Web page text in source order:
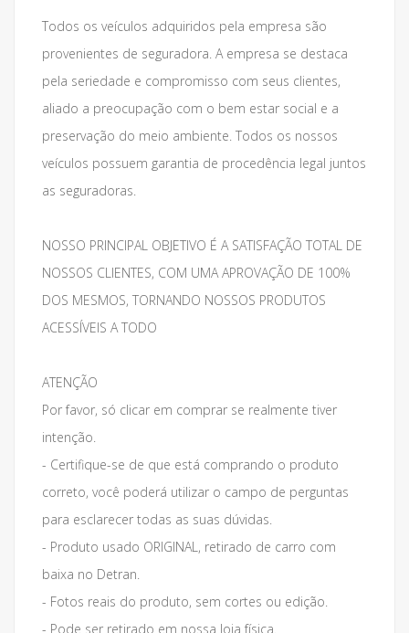
Todos os veículos adquiridos pela empresa são
provenientes de seguradora. A empresa se destaca
pela seriedade e compromisso com seus clientes,
aliado a preocupação com o bem estar social e a
preservação do meio ambiente. Todos os nossos
veículos possuem garantia de procedência legal juntos
as seguradoras.
NOSSO PRINCIPAL OBJETIVO É A SATISFAÇÃO TOTAL DE
NOSSOS CLIENTES, COM UMA APROVAÇÃO DE 100%
DOS MESMOS, TORNANDO NOSSOS PRODUTOS
ACESSÍVEIS A TODO
ATENÇÃO
Por favor, só clicar em comprar se realmente tiver
intenção.
- Certifique-se de que está comprando o produto
correto, você poderá utilizar o campo de perguntas
para esclarecer todas as suas dúvidas.
- Produto usado ORIGINAL, retirado de carro com
baixa no Detran.
- Fotos reais do produto, sem cortes ou edição.
- Pode ser retirado em nossa loja física.